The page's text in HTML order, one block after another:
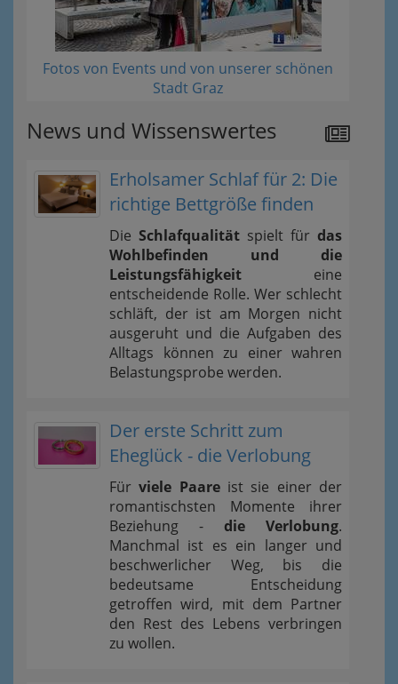
Fotos von Events und von unserer schönen
Stadt Graz
News und Wissenswertes
Erholsamer Schlaf für 2: Die
richtige Bettgröße finden
Die Schlafqualität spielt für das
Wohlbefinden und die
Leistungsfähigkeit eine
entscheidende Rolle. Wer schlecht
schläft, der ist am Morgen nicht
ausgeruht und die Aufgaben des
Alltags können zu einer wahren
Belastungsprobe werden.
Der erste Schritt zum
Eheglück - die Verlobung
Fürviele Paareist sie einer der
romantischsten Momente ihrer
Beziehung - die Verlobung.
Manchmal ist es ein langer und
beschwerlicher Weg, bis die
bedeutsame Entscheidung
getroffen wird, mit dem Partner
den Rest des Lebens verbringen
zu wollen.